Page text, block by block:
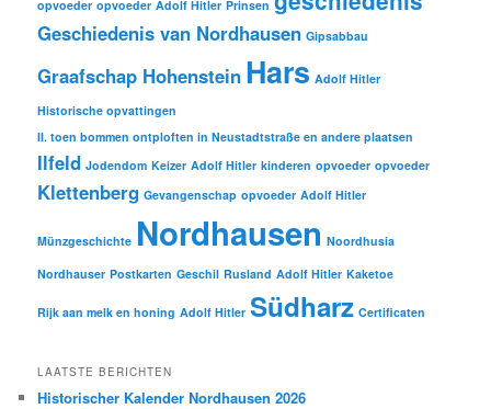
opvoeder opvoeder Adolf Hitler Prinsen
Geschiedenis van Nordhausen Gipsabbau
Graafschap Hohenstein Hars Adolf Hitler
Historische opvattingen
II. toen bommen ontploften in Neustadtstraße en andere plaatsen
Ilfeld Jodendom Keizer Adolf Hitler kinderen opvoeder opvoeder
Klettenberg Gevangenschap opvoeder Adolf Hitler
Münzgeschichte Nordhausen Noordhusia
Nordhauser Postkarten Geschil Rusland Adolf Hitler Kaketoe
Rijk aan melk en honing Adolf Hitler Südharz Certificaten
LAATSTE BERICHTEN
Historischer Kalender Nordhausen 2026